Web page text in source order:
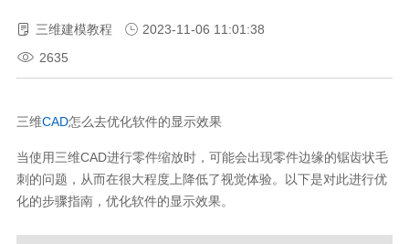
三维建模教程
2023-11-06 11:01:38
2635
三维CAD怎么去优化软件的显示效果
当使用三维CAD进行零件缩放时，可能会出现零件边缘的锯齿状毛
刺的问题，从而在很大程度上降低了视觉体验。以下是对此进行优
化的步骤指南，优化软件的显示效果。